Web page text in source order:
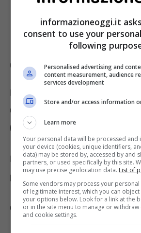
Come avviene il
Il saldo delle somme dovute
un’unica soluzione oppure in
(in massimo 18 rate).
Il pagamento in unica
pervenire
entro il 31 luglio
Quello in forma rateale,
informazioneoggi.it
consent to use your
following
Personalised advertising and
content measurement, audience
services development
Store and/or access information
Learn more
Your personal data will be processed
your device (cookies, unique identifiers,
data) may be stored by, accessed by and
partners, or used specifically by this site.
may use precise geolocation data. List of
Some vendors may process your
of legitimate interest, which you can
your options below. Look for a link at the
or in the site menu to manage or
and cookie settings.